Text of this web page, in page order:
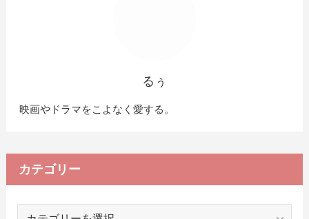
るぅ
映画やドラマをこよなく愛する。
カテゴリー